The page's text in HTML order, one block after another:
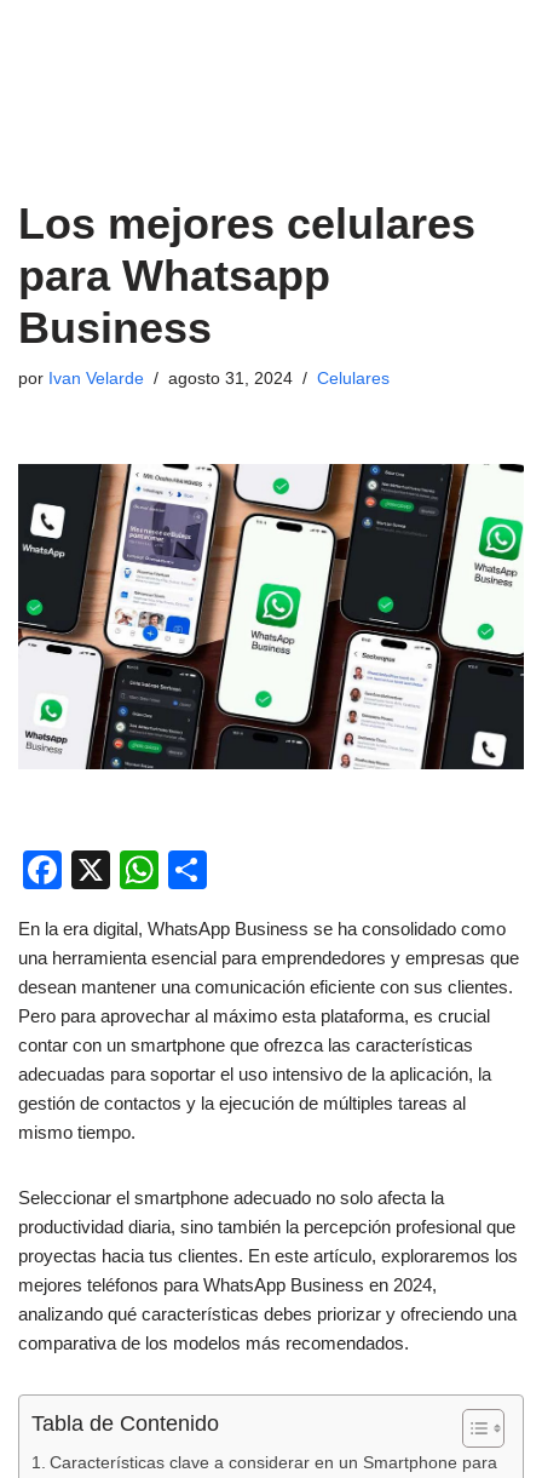
Los mejores celulares
para Whatsapp
Business
por Ivan Velarde agosto 31, 2024 Celulares
F
c
e
b
o
o
k
X
W
at
s
A
p
p
m
p
ar
tir
En la era digital, WhatsApp Business se ha consolidado como
una herramienta esencial para emprendedores y empresas que
desean mantener una comunicación eficiente con sus clientes.
Pero para aprovechar al máximo esta plataforma, es crucial
contar con un smartphone que ofrezca las características
adecuadas para soportar el uso intensivo de la aplicación, la
gestión de contactos y la ejecución de múltiples tareas al
mismo tiempo.
Seleccionar el smartphone adecuado no solo afecta la
productividad diaria, sino también la percepción profesional que
proyectas hacia tus clientes. En este artículo, exploraremos los
mejores teléfonos para WhatsApp Business en 2024,
analizando qué características debes priorizar y ofreciendo una
comparativa de los modelos más recomendados.
Tabla de Contenido
Características clave a considerar en un Smartphone para